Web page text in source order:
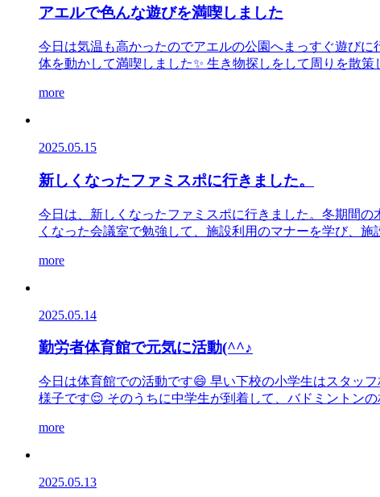
アエルで色んな遊びを満喫しました
今日は気温も高かったのでアエルの公園へまっすぐ遊び
体を動かして満喫しました✨ 生き物探しをして周りを散
more
2025.05.15
新しくなったファミスポに行きました。
今日は、新しくなったファミスポに行きました。冬期間
くなった会議室で勉強して、施設利用のマナーを学び、
more
2025.05.14
勤労者体育館で元気に活動(^^♪
今日は体育館での活動です😄 早い下校の小学生はスタッ
様子です😌 そのうちに中学生が到着して、バドミントン
more
2025.05.13